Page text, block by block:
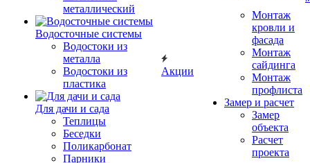
металлический
Водосточные системы
Водостоки из
металла
Водостоки из
пластика
Для дачи и сада
Теплицы
Беседки
Поликарбонат
Парники
Акции
Монтаж
кровли и
фасада
Монтаж
сайдинга
Монтаж
профлиста
Замер и расчет
Замер
объекта
Расчет
проекта